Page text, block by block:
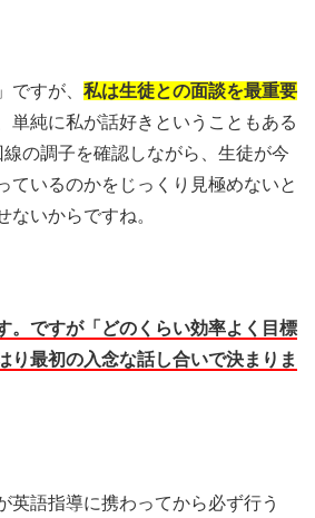
ですが、 私は生徒との面談を最重要
単純に私が話好きということもある
の調子を確認しながら、生徒が今
ているのかをじっくり見極めないと
ないからですね。
。ですが「どのくらい効率よく目標
り最初の入念な話し合いで決まりま
英語指導に携わってから必ず行う